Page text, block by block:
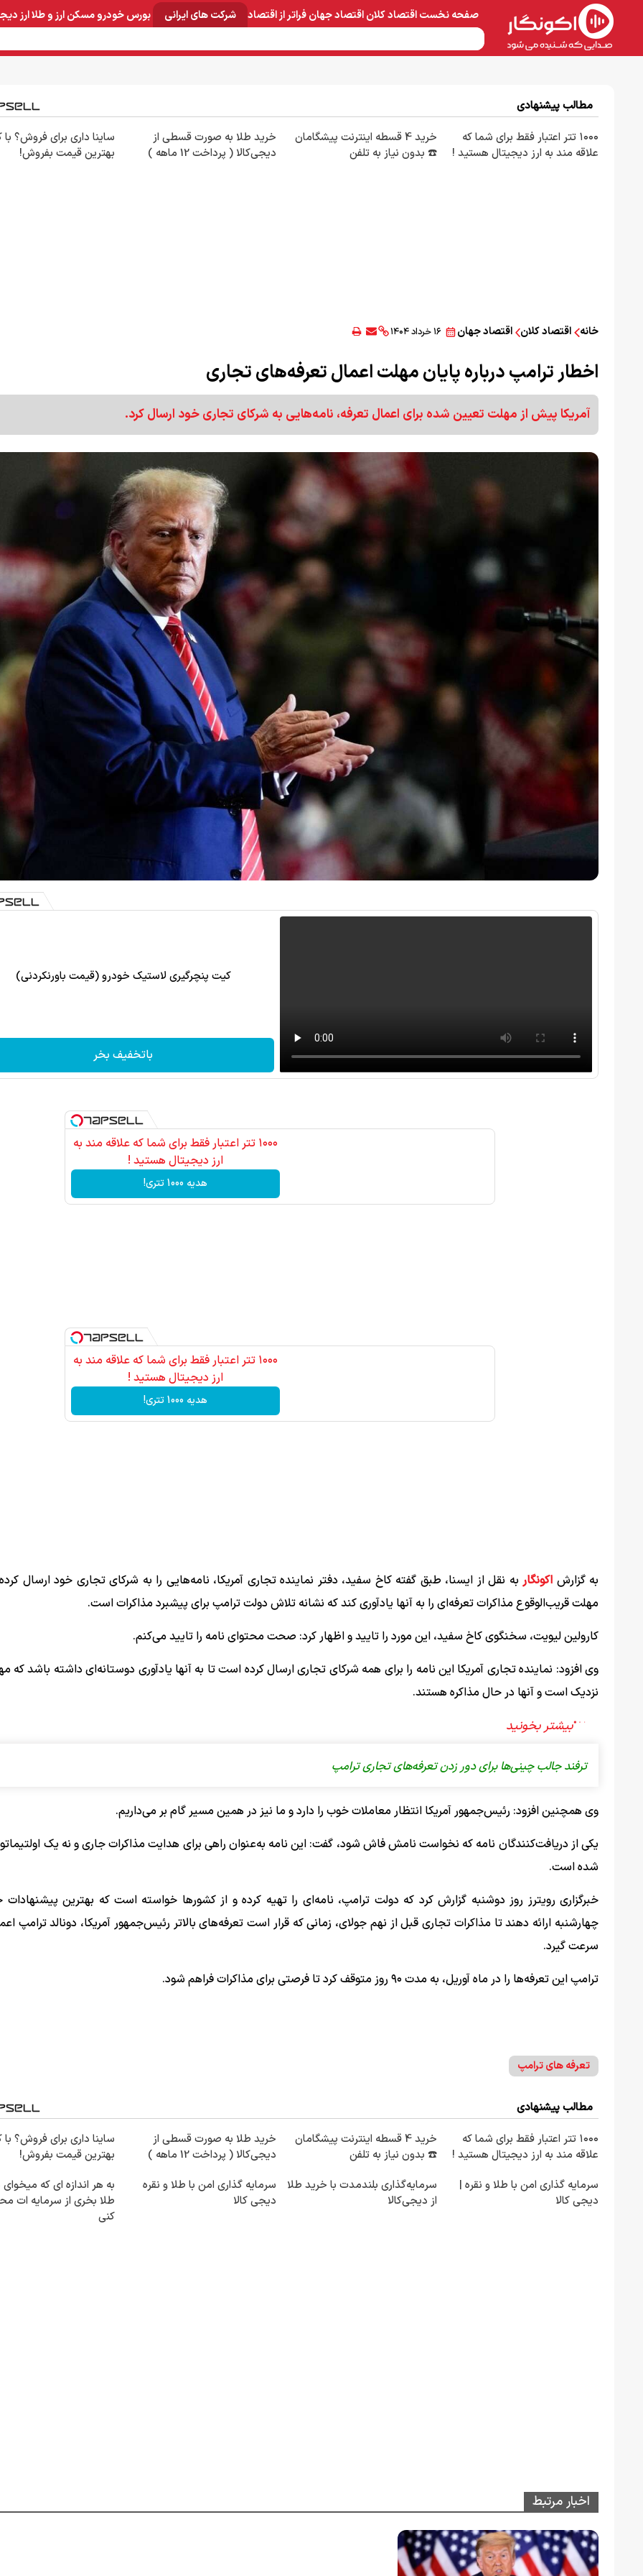
صفحه نخستاقتصاد کلاناقتصاد جهانفراتر از اقتصاد شرکت های ایرانی بورسخودرومسکنارز و طلاارز
مطالب پیشنهادی
۱۰۰۰ تتر اعتبار فقط برای شما که
علاقه مند به ارز دیجیتال هستید !
خرید 4 قسطه اینترنت پیشگامان
☎️ بدون نیاز به تلفن
خرید طلا به صورت قسطی از
دیجی‌کالا ( پرداخت 12 ماهه )
ساینا داری برای فروش؟ با
بهترین قیمت بفروش!
خانه اقتصاد کلان اقتصاد جهان ۱۶ خرداد ۱۴۰۴
اخطار ترامپ درباره پایان مهلت اعمال تعرفه‌های تجاری
آمریکا پیش از مهلت تعیین شده برای اعمال تعرفه، نامه‌هایی به شرکای تجاری خود ارسال کرد.
کیت پنچرگیری لاستیک خودرو (قیمت باورنکردنی)
باتخفیف بخر
۱۰۰۰ تتر اعتبار فقط برای شما که علاقه مند به
ارز دیجیتال هستید !
هدیه 1000 تتری!
۱۰۰۰ تتر اعتبار فقط برای شما که علاقه مند به
ارز دیجیتال هستید !
هدیه 1000 تتری!
به گزارش اکونگار به نقل از ایسنا، طبق گفته کاخ سفید، دفتر نماینده تجاری آمریکا، نامه‌هایی را به شرکای تجاری خود ارسال
مهلت قریب‌الوقوع مذاکرات تعرفه‌ای را به آنها یادآوری کند که نشانه تلاش دولت ترامپ برای پیشبرد مذاکرات است.
کارولین لیویت، سخنگوی کاخ سفید، این مورد را تایید و اظهار کرد: صحت محتوای نامه را تایید می‌کنم.
وی افزود: نماینده تجاری آمریکا این نامه را برای همه شرکای تجاری ارسال کرده است تا به آنها یادآوری دوستانه‌ای داشته باشد که
نزدیک است و آنها در حال مذاکره هستند.
ترفند جالب چینی‌ها برای دور زدن تعرفه‌های تجاری ترامپ
وی همچنین افزود: رئیس‌جمهور آمریکا انتظار معاملات خوب را دارد و ما نیز در همین مسیر گام بر می‌داریم.
یکی از دریافت‌کنندگان نامه که نخواست نامش فاش شود، گفت: این نامه به‌عنوان راهی برای هدایت مذاکرات جاری و نه یک
شده است.
خبرگزاری رویترز روز دوشنبه گزارش کرد که دولت ترامپ، نامه‌ای را تهیه کرده و از کشورها خواسته است که بهترین پیشنهادات
چهارشنبه ارائه دهند تا مذاکرات تجاری قبل از نهم جولای، زمانی که قرار است تعرفه‌های بالاتر رئیس‌جمهور آمریکا، دونالد ترامپ
سرعت گیرد.
ترامپ این تعرفه‌ها را در ماه آوریل، به مدت ۹۰ روز متوقف کرد تا فرصتی برای مذاکرات فراهم شود.
تعرفه های ترامپ
مطالب پیشنهادی
۱۰۰۰ تتر اعتبار فقط برای شما که
علاقه مند به ارز دیجیتال هستید !
خرید 4 قسطه اینترنت پیشگامان
☎️ بدون نیاز به تلفن
خرید طلا به صورت قسطی از
دیجی‌کالا ( پرداخت 12 ماهه )
ساینا داری برای فروش؟ با
بهترین قیمت بفروش!
سرمایه گذاری امن با طلا و نقره |
دیجی کالا
سرمایه‌گذاری بلندمدت با خرید طلا
از دیجی‌کالا
سرمایه گذاری امن با طلا و نقره
دیجی کالا
به هر اندازه ای که
طلا بخری از سرمایه ات
کنی
اخبار مرتبط
کاشت موی طبیعی با جدیدترین متدها و
مشاوره رایگان